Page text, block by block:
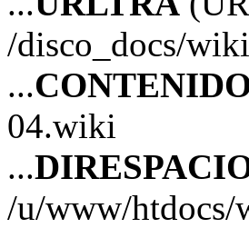
/disco_docs/
...
04.wiki
...
/u/www/htdocs/